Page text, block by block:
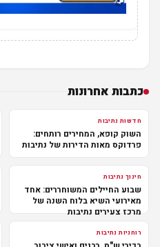
כתבות אחרונות
חדשות נתיבות
השוק קופא, המחירים רותחים:
פרדוקס מאות הדירות של נתיבות
חינוך נתיבות
שבוע החיילים המשוחררים: אחד
מאירועי השיא בלוח השנה של
מרכז צעירים נתיבות
רוחניות נתיבות